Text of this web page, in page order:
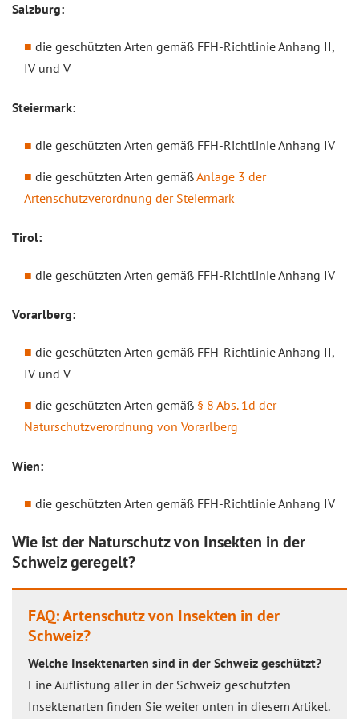
Salzburg:
die geschützten Arten gemäß FFH-Richtlinie Anhang II,
IV und V
Steiermark:
die geschützten Arten gemäß FFH-Richtlinie Anhang IV
die geschützten Arten gemäßAnlage 3 der
Artenschutzverordnung der Steiermark
Tirol:
die geschützten Arten gemäß FFH-Richtlinie Anhang IV
Vorarlberg:
die geschützten Arten gemäß FFH-Richtlinie Anhang II,
IV und V
die geschützten Arten gemäß § 8 Abs. 1d der
Naturschutzverordnung von Vorarlberg
Wien:
die geschützten Arten gemäß FFH-Richtlinie Anhang IV
Wie ist der Naturschutz von Insekten in der
Schweiz geregelt?
FAQ: Artenschutz von Insekten in der
Schweiz?
Welche Insektenarten sind in der Schweiz geschützt?
Eine Auflistung aller in der Schweiz geschützten
Insektenarten finden Sie weiter unten in diesem Artikel.